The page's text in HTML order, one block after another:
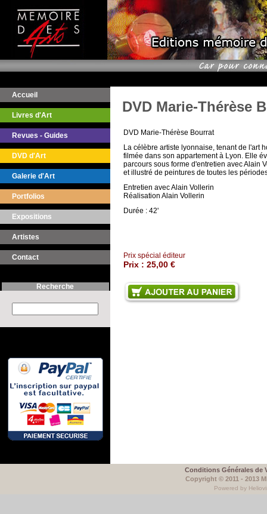
Accueil
Livres d'Art
Revues - Guides
DVD d'Art
Galerie d'Art
Portfolios
Expositions
Artistes
Contact
Recherche
DVD Marie-Thérèse
DVD Marie-Thérèse Bourrat
La célèbre artiste lyonnaise, tenant de l'art
filmée dans son appartement à Lyon. Elle
parcours sous forme d'entretien avec Alain
et illustré de peintures de toutes les
Entretien avec Alain Vollerin
Réalisation Alain Vollerin
Durée : 42'
Prix spécial éditeur
Prix : 25,00 €
Conditions Générales de
Copyright © 2011 - 2013
Powered by